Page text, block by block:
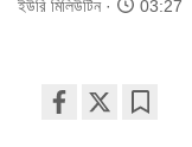
ইউরি মিলিউটিন 03:27